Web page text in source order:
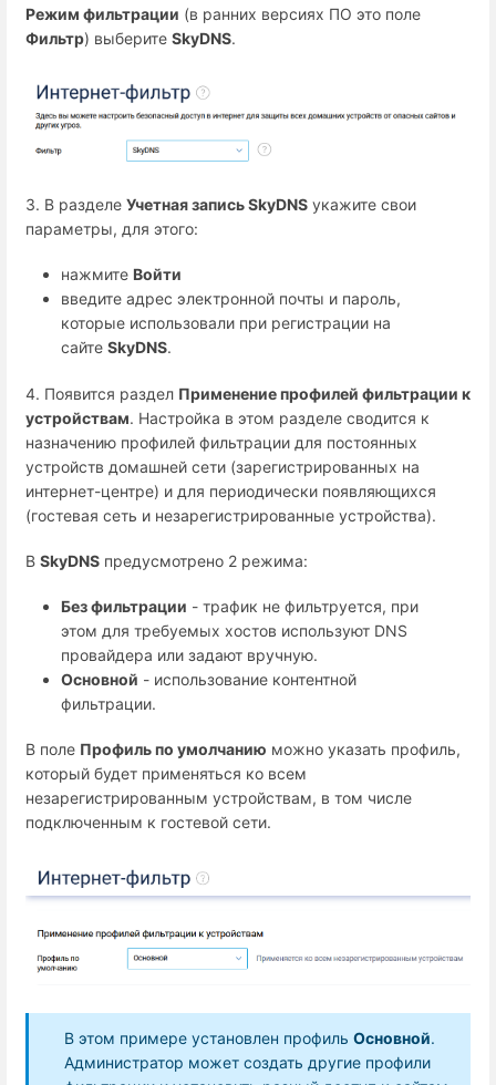
Режим фильтрации (в ранних версиях ПО это поле
Фильтр) выберите SkyDNS.
3. В разделе Учетная запись SkyDNS укажите свои
параметры, для этого:
нажмите Войти
введите адрес электронной почты и пароль,
которые использовали при регистрации на
сайте SkyDNS.
4. Появится раздел Применение профилей фильтрации к
устройствам. Настройка в этом разделе сводится к
назначению профилей фильтрации для постоянных
устройств домашней сети (зарегистрированных на
интернет-центре) и для периодически появляющихся
(гостевая сеть и незарегистрированные устройства).
В SkyDNS предусмотрено 2 режима:
Без фильтрации - трафик не фильтруется, при
этом для требуемых хостов используют DNS
провайдера или задают вручную.
Основной - использование контентной
фильтрации.
В поле Профиль по умолчанию можно указать профиль,
который будет применяться ко всем
незарегистрированным устройствам, в том числе
подключенным к гостевой сети.
В этом примере установлен профиль Основной.
Администратор может создать другие профили